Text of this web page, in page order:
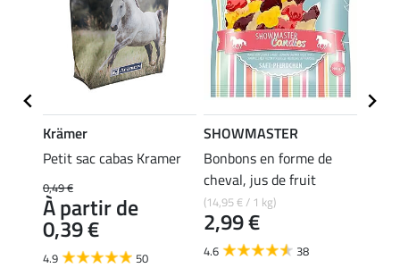
Krämer
Petit sac cabas Kramer
0,49 €
À partir de
0,39 €
4.9 50
SHOWMASTER
Bonbons en forme de
cheval, jus de fruit
(14,95 € / 1 kg)
2,99 €
4.6 38